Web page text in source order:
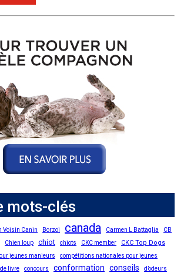
mots-clés
Voisin Canin Borzoi canada Carmen L Battaglia
CB
Chien loup chiot chiots CKC member CKC Top Dogs
jeunes manieurs
compétitions nationales pour jeunes
livre concours conformation conseils
d’odeurs